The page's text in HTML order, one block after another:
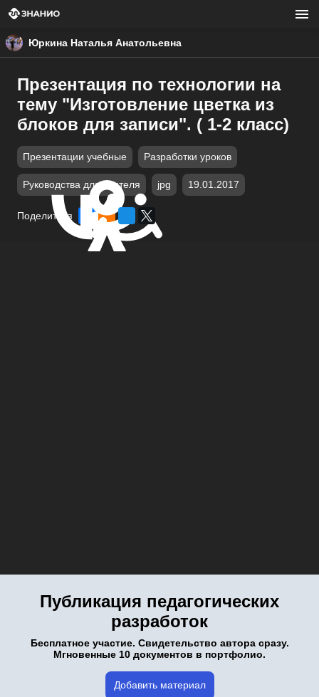
Юркина Наталья Анатольевна
Презентация по технологии на
тему "Изготовление цветка из
блоков для записи". ( 1-2 класс)
Презентации учебные Разработки уроков
Руководства для учителя jpg 19.01.2017
Поделиться
Публикация педагогических
разработок
Бесплатное участие. Свидетельство автора сразу.
Мгновенные 10 документов в портфолио.
Добавить материал